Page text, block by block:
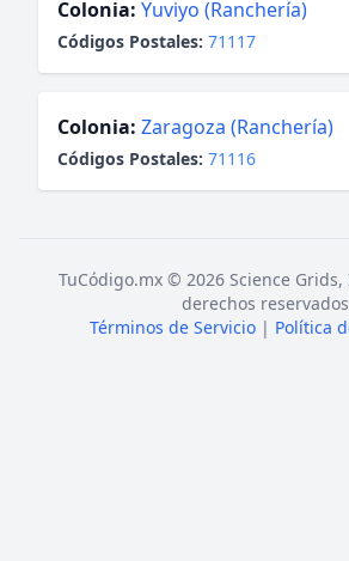
Colonia: Yuviyo (Ranchería)
Códigos Postales: 71117
Colonia: Zaragoza (Ranchería)
Códigos Postales: 71116
TuCódigo.mx © 2026 Science
derechos
Términos de Servicio | Política